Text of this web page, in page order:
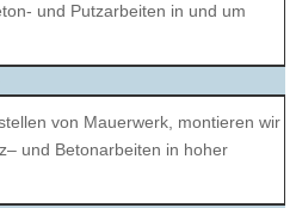
und Putzarbeiten in und um
von Mauerwerk, montieren wir
und Betonarbeiten in hoher